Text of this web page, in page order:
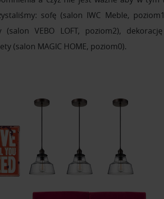
sofę (salon IWC Meble,
VEBO LOFT, poziom2),
(salon MAGIC HOME, poziom0).